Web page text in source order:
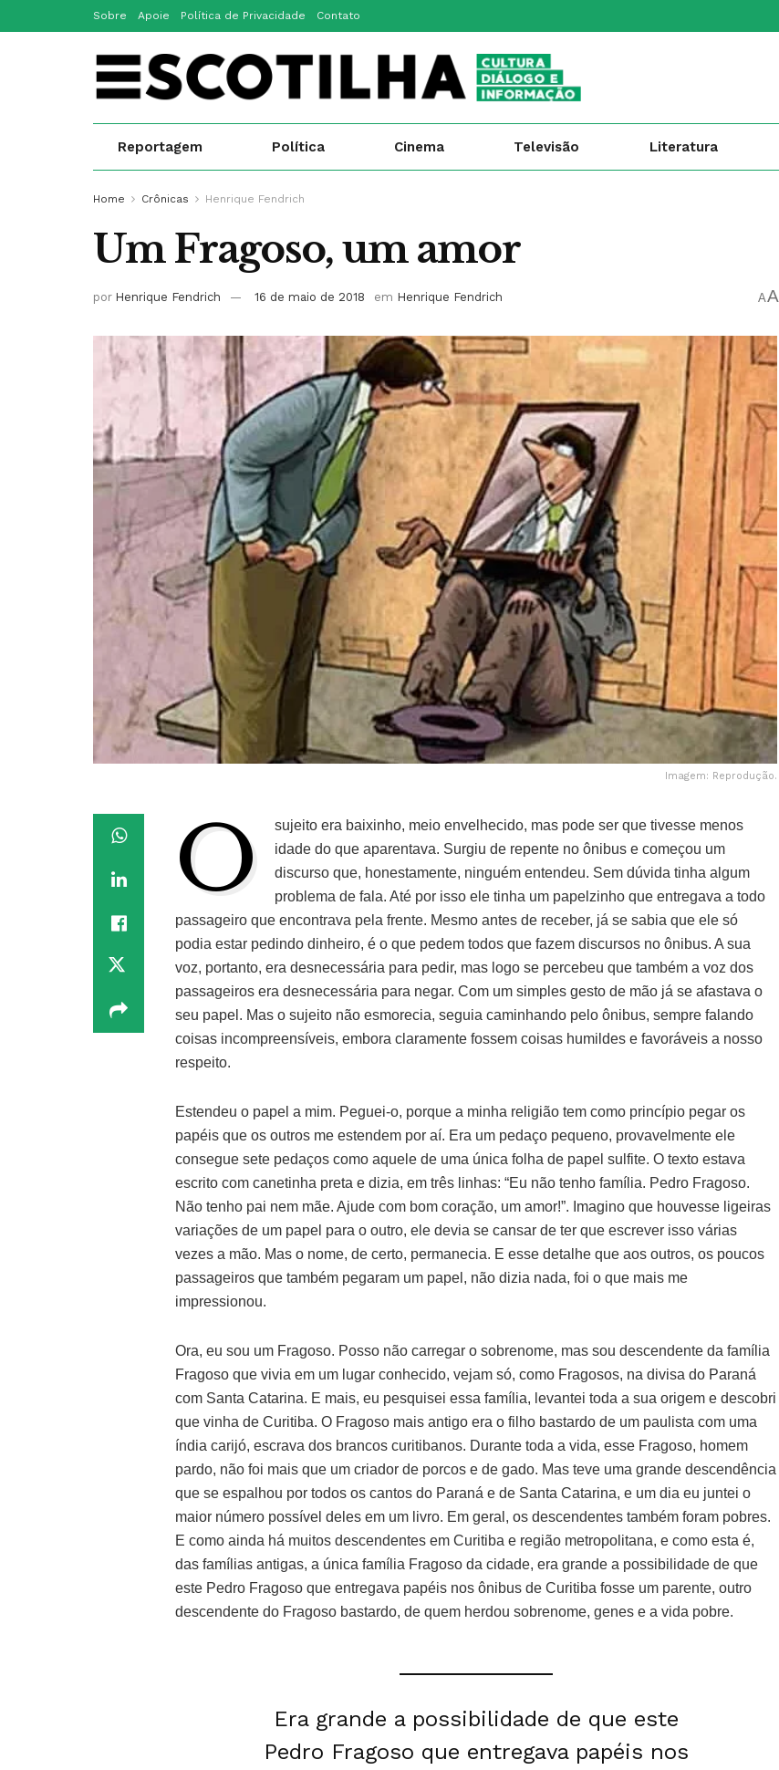
Sobre Apoie Política de Privacidade Contato
Reportagem Política Cinema Televisão Literatura
Home Crônicas Henrique Fendrich
Um Fragoso, um amor
por Henrique Fendrich 16 de maio de 2018 em Henrique Fendrich AA
Imagem: Reprodução.
O
sujeito era baixinho, meio envelhecido, mas pode ser que tivesse menos
idade do que aparentava. Surgiu de repente no ônibus e começou um
discurso que, honestamente, ninguém entendeu. Sem dúvida tinha algum
problema de fala. Até por isso ele tinha um papelzinho que entregava a todo
passageiro que encontrava pela frente. Mesmo antes de receber, já se sabia que ele só
podia estar pedindo dinheiro, é o que pedem todos que fazem discursos no ônibus. A sua
voz, portanto, era desnecessária para pedir, mas logo se percebeu que também a voz dos
passageiros era desnecessária para negar. Com um simples gesto de mão já se afastava o
seu papel. Mas o sujeito não esmorecia, seguia caminhando pelo ônibus, sempre falando
coisas incompreensíveis, embora claramente fossem coisas humildes e favoráveis a nosso
respeito.
Estendeu o papel a mim. Peguei-o, porque a minha religião tem como princípio pegar os
papéis que os outros me estendem por aí. Era um pedaço pequeno, provavelmente ele
consegue sete pedaços como aquele de uma única folha de papel sulfite. O texto estava
escrito com canetinha preta e dizia, em três linhas: “Eu não tenho família. Pedro Fragoso.
Não tenho pai nem mãe. Ajude com bom coração, um amor!”. Imagino que houvesse ligeiras
variações de um papel para o outro, ele devia se cansar de ter que escrever isso várias
vezes a mão. Mas o nome, de certo, permanecia. E esse detalhe que aos outros, os poucos
passageiros que também pegaram um papel, não dizia nada, foi o que mais me
impressionou.
Ora, eu sou um Fragoso. Posso não carregar o sobrenome, mas sou descendente da família
Fragoso que vivia em um lugar conhecido, vejam só, como Fragosos, na divisa do Paraná
com Santa Catarina. E mais, eu pesquisei essa família, levantei toda a sua origem e descobri
que vinha de Curitiba. O Fragoso mais antigo era o filho bastardo de um paulista com uma
índia carijó, escrava dos brancos curitibanos. Durante toda a vida, esse Fragoso, homem
pardo, não foi mais que um criador de porcos e de gado. Mas teve uma grande descendência
que se espalhou por todos os cantos do Paraná e de Santa Catarina, e um dia eu juntei o
maior número possível deles em um livro. Em geral, os descendentes também foram pobres.
E como ainda há muitos descendentes em Curitiba e região metropolitana, e como esta é,
das famílias antigas, a única família Fragoso da cidade, era grande a possibilidade de que
este Pedro Fragoso que entregava papéis nos ônibus de Curitiba fosse um parente, outro
descendente do Fragoso bastardo, de quem herdou sobrenome, genes e a vida pobre.
Era grande a possibilidade de que este
Pedro Fragoso que entregava papéis nos